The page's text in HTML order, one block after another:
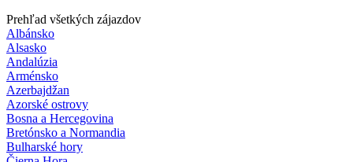
Prehľad všetkých zájazdov
Albánsko
Alsasko
Andalúzia
Arménsko
Azerbajdžan
Azorské ostrovy
Bosna a Hercegovina
Bretónsko a Normandia
Bulharské hory